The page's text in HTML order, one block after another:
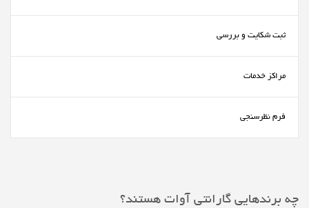
ثبت شکایت و بررسی
مراکز خدمات
فرم نظرسنجی
چه برندهایی گارانتی آوات هستند؟